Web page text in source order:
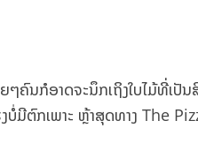
ຍໆຄົນກໍອາດຈະນຶກເຖິງໃບໄມ້ທີ່ເ
ບໍ່ມີຕົກເພາະ ຫຼ້າສຸດທາງ The